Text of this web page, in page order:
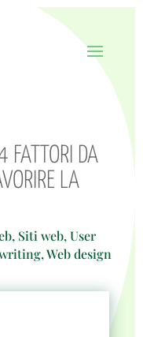
FATTORI DA
LA
, Siti web,User
,Web design